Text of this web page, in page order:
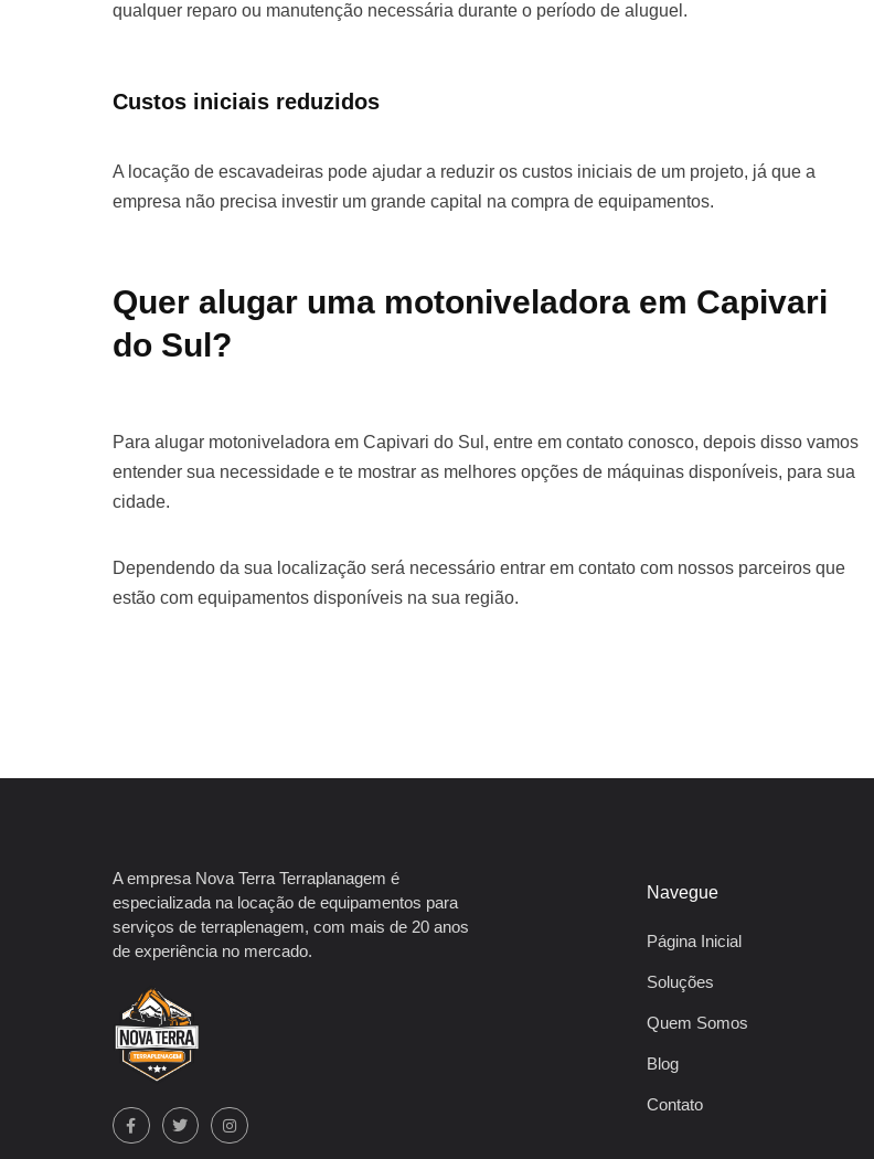
qualquer reparo ou manutenção necessária durante o período de aluguel.
Custos iniciais reduzidos
A locação de escavadeiras pode ajudar a reduzir os custos iniciais de um projeto, já que a
empresa não precisa investir um grande capital na compra de equipamentos.
Quer alugar uma motoniveladora em Capivari
do Sul?
Para alugar motoniveladora em Capivari do Sul, entre em contato conosco, depois disso vamos
entender sua necessidade e te mostrar as melhores opções de máquinas disponíveis, para sua
cidade.
Dependendo da sua localização será necessário entrar em contato com nossos parceiros que
estão com equipamentos disponíveis na sua região.
A empresa Nova Terra Terraplanagem é
especializada na locação de equipamentos para
serviços de terraplenagem, com mais de 20 anos
de experiência no mercado.
Navegue
Página Inicial
Soluções
Quem Somos
Blog
Contato